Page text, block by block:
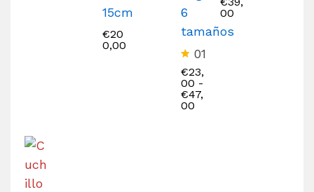
15cm
€20
0,00
6
tamaños
V
al
o
r
01
€23,
00 -
€47,
00
00